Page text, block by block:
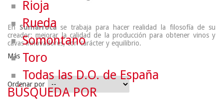
En Sumarroca se trabaja para hacer realidad la filosofía de su
creador: mejorar la calidad de la producción para obtener vinos y
cavas innovadores, con carácter y equilibrio.
Más
Ordenar por
Rioja
Rueda
Somontano
Toro
Todas las D.O. de España
BÚSQUEDA POR